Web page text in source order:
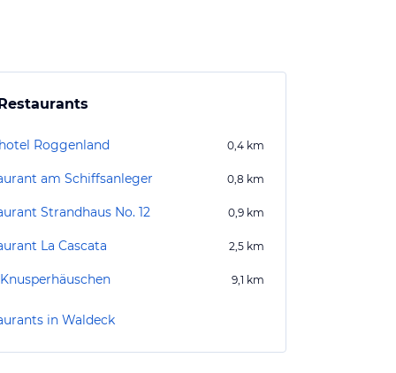
Roggenland 0,4 km
am Schiffsanleger 0,8 km
Strandhaus No. 12 0,9 km
La Cascata 2,5 km
9,1 km
in Waldeck